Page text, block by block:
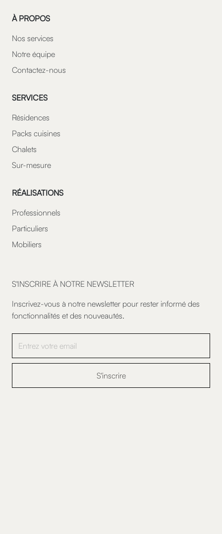
À PROPOS
Nos services
Notre équipe
Contactez-nous
SERVICES
Résidences
Packs cuisines
Chalets
Sur-mesure
RÉALISATIONS
Professionnels
Particuliers
Mobiliers
S'INSCRIRE À NOTRE NEWSLETTER
Inscrivez-vous à notre newsletter pour rester informé des
fonctionnalités et des nouveautés.